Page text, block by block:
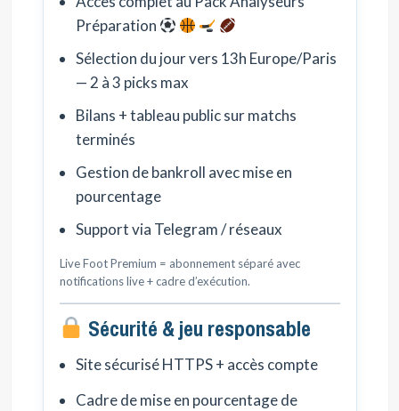
Préparation
Sélection du jour vers 13h Europe/Paris
— 2 à 3 picks max
Bilans + tableau public sur matchs
terminés
Gestion de bankroll avec mise en
pourcentage
Support via Telegram / réseaux
Live Foot Premium = abonnement séparé avec
notifications live + cadre d’exécution.
Sécurité & jeu responsable
Site sécurisé HTTPS + accès compte
Cadre de mise en pourcentage de